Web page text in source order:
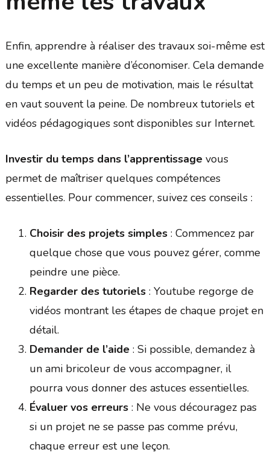
Enfin, apprendre à réaliser des travaux soi-même est
une excellente manière d’économiser. Cela demande
du temps et un peu de motivation, mais le résultat
en vaut souvent la peine. De nombreux tutoriels et
vidéos pédagogiques sont disponibles sur Internet.
Investir du temps dans l’apprentissagevous
permet de maîtriser quelques compétences
essentielles. Pour commencer, suivez ces conseils :
Choisir des projets simples: Commencez par
quelque chose que vous pouvez gérer, comme
peindre une pièce.
Regarder des tutoriels: Youtube regorge de
vidéos montrant les étapes de chaque projet en
détail.
Demander de l’aide: Si possible, demandez à
un ami bricoleur de vous accompagner, il
pourra vous donner des astuces essentielles.
Évaluer vos erreurs: Ne vous découragez pas
si un projet ne se passe pas comme prévu,
chaque erreur est une leçon.